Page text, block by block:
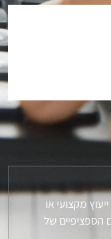
מקצועי או
של